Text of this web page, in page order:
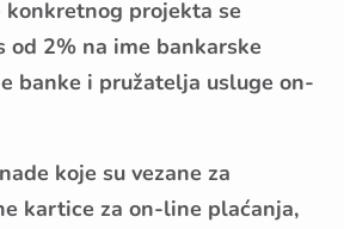
projekta se
od 2% na ime bankarske
banke i pružatelja usluge on-
koje su vezane za
kartice za on-line plaćanja,